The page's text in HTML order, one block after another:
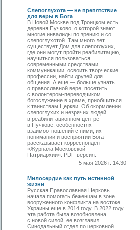
Слепоглухота — не препятствие
для веры в Бога
В Новой Москве под Троицком есть
деревня Пучково, о которой знают
многие инвалиды по зрению и со
слепоглухотой. Там много лет
существует Дом для слепоглухих,
где они могут пройти реабилитацию,
научиться пользоваться
современными средствами
коммуникации, освоить творческие
профессии, найти друзей для
общения. А еще — больше узнать
о православной вере, посетить
с волонтером-переводчиком
богослужение в храме, приобщиться
к таинствам Церкви. Об окормлении
слепоглухих и незрячих людей
в реабилитационном центре
в Пучкове, особенностях
взаимоотношений с ними, их
понимании и восприятии Бога
рассказывает корреспондент
«Журнала Московской
Патриархии». PDF-версия.
5 мая 2026 г. 14:30
Милосердие как путь истинной
жизни
Русская Православная Церковь
начала помогать беженцам в зоне
вооруженного конфликта на востоке
Украины еще в 2014 году. В 2022 году
эта работа была возобновлена
с новой силой, ее возглавил
Синодальный отдел по церковной